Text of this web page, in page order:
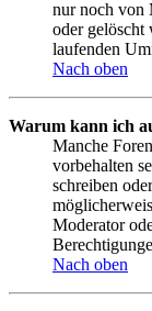
nur noch von
oder
laufenden
Nach oben
Warum kann ich
Manche
vorbehalten
schreiben
Moderator
Nach oben